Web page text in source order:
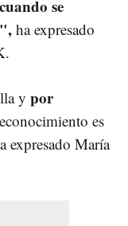
se
ha expresado
y por
es
expresado María